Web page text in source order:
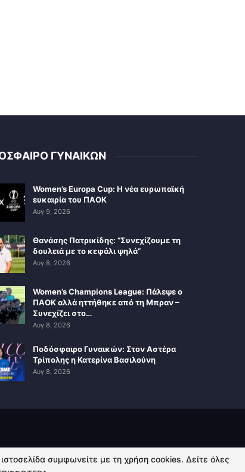
ΓΥΝΑΙΚΩΝ
Women’s Europa Cup: Η νέα ευρωπαϊκή
ευκαιρία του ΠΑΟΚ
Αυγ 9, 2026
Θανάσης Πατρικίδης: “Συνεχίζουμε τη
δουλειά με το κεφάλι ψηλά”
Αυγ 8, 2026
Women’s Champions League: Πάλεψε ο
ΠΑΟΚ αλλά ηττήθηκε από τη Μπραν –
Συνεχίζει στο…
Αυγ 8, 2026
Ποδόσφαιρο Γυναικών: Στον Αστέρα
Τρίπολης η Κατερίνα Βασιλούνη
Αυγ 8, 2026
συμφωνείτε με τη χρήση cookies. Δείτε όλες